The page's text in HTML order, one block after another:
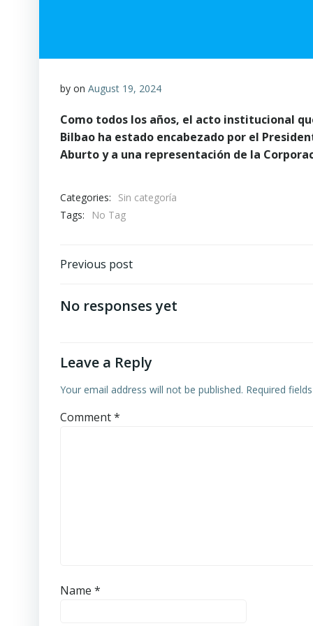
by on August 19, 2024
Como todos los años, el acto institucional
Bilbao ha estado encabezado por el
Aburto y a una representación de la
Categories:
Sin categoría
Tags:
No Tag
Post
navigation
Previous post
No responses yet
Leave a Reply
Your email address will not be published. Required
Comment*
Name *